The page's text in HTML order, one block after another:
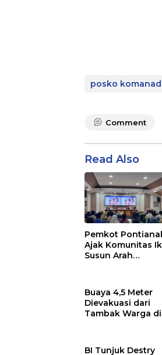
posko
Comment
Read Also
Pemkot
Ajak Komunitas
Susun Arah
Buaya 4,5 Meter
Dievakuasi dari
Tambak Warga di
BI Tunjuk Destry